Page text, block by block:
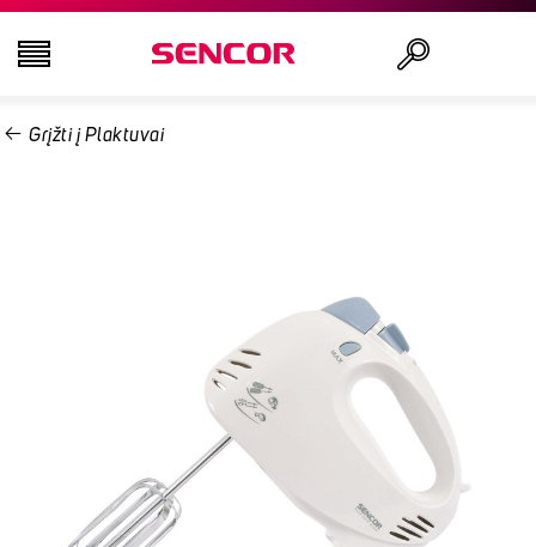
TELEVIZORIAI
NAMŲ ŪKIO PREKĖS
GROŽIO IR SVEIKATOS PREKĖS
BIURO ĮRANGA IR LAIDAI
Grįžti į Plaktuvai